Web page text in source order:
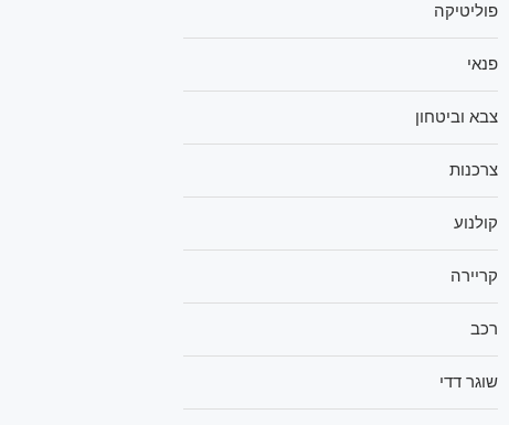
פוליטיקה
פנאי
צבא וביטחון
צרכנות
קולנוע
קריירה
רכב
שוגר דדי